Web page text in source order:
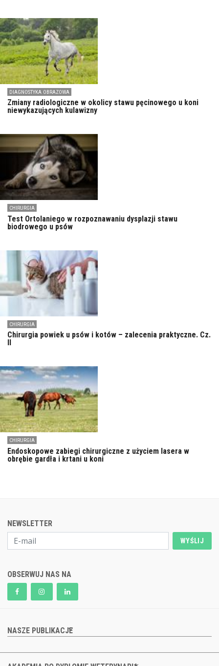
DIAGNOSTYKA OBRAZOWA
Zmiany radiologiczne w okolicy stawu pęcinowego u koni
niewykazujących kulawizny
CHIRURGIA
Test Ortolaniego w rozpoznawaniu dysplazji stawu
biodrowego u psów
CHIRURGIA
Chirurgia powiek u psów i kotów – zalecenia praktyczne. Cz.
CHIRURGIA
Endoskopowe zabiegi chirurgiczne z użyciem lasera w
obrębie gardła i krtani u koni
NEWSLETTER
WYŚLIJ
OBSERWUJ NAS NA
NASZE PUBLIKACJE